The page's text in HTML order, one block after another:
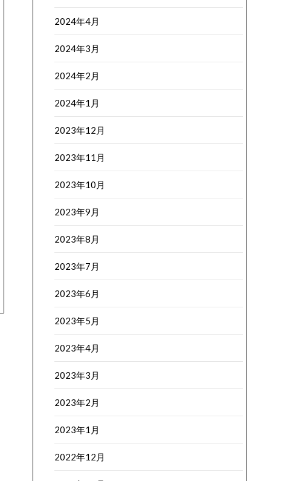
2024年4月
2024年3月
2024年2月
2024年1月
2023年12月
2023年11月
2023年10月
2023年9月
2023年8月
2023年7月
2023年6月
2023年5月
2023年4月
2023年3月
2023年2月
2023年1月
2022年12月